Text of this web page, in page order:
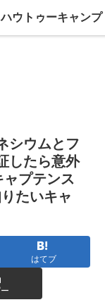
シウムとフ
したら意外
プテンス
たいキャ
はてブ
ハウトゥーキャンプ